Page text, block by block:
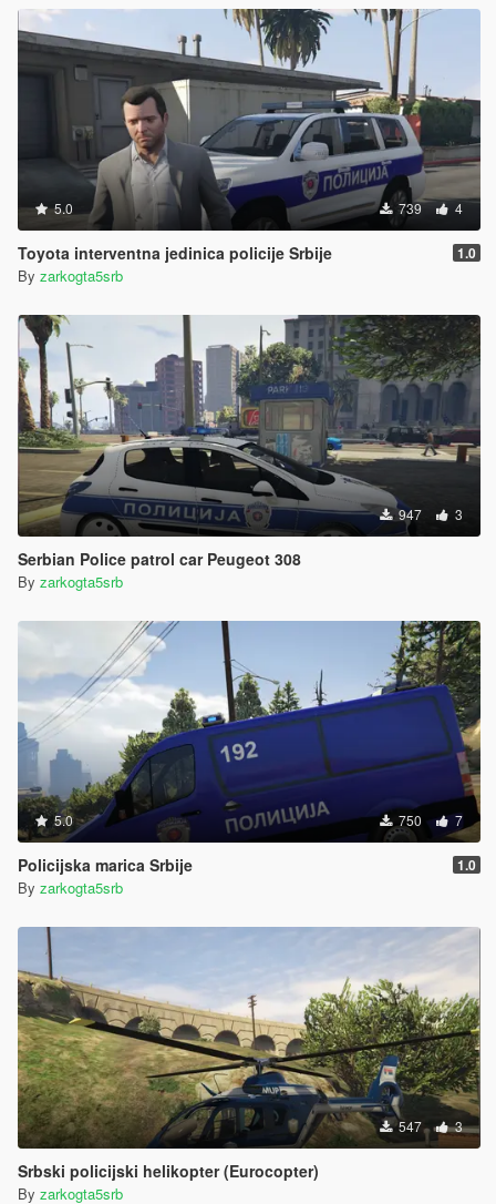
5.0 739 4
Toyota interventna jedinica policije Srbije 1.0
By zarkogta5srb
947 3
Serbian Police patrol car Peugeot 308
By zarkogta5srb
5.0 750 7
Policijska marica Srbije 1.0
By zarkogta5srb
547 3
Srbski policijski helikopter (Eurocopter)
By zarkogta5srb